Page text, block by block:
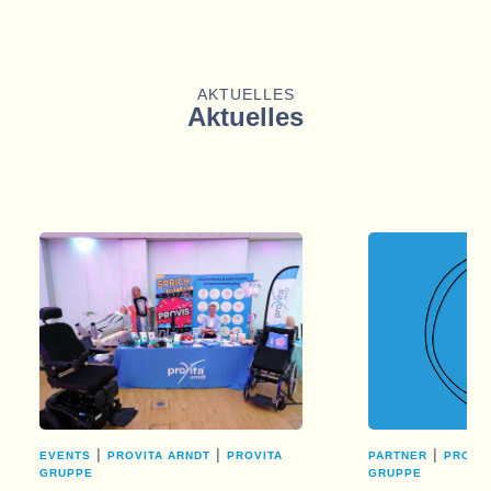
AKTUELLES
Aktuelles
EVENTS | PROVITA ARNDT |
PROVITA
GRUPPE
PARTNER |
GRUPPE